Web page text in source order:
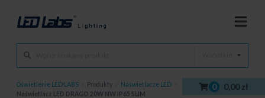
0 0,00 zł
Oświetlenie LED LABS Produkty Naświetlacze LED
Naświetlacz LED DRAGO 20W NW IP65 SLIM